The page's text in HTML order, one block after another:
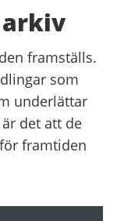
arkiv
framställs.
som
underlättar
det att de
framtiden